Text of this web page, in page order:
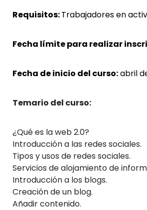
Requisitos:Trabajadores en
Fecha límite para realizar
Fecha de inicio del curso:abril
Temario del curso:
¿Qué es la web 2.0?
Introducción a las redes sociales.
Tipos y usos de redes sociales.
Servicios de alojamiento de
Introducción a los blogs.
Creación de un blog.
Añadir contenido.